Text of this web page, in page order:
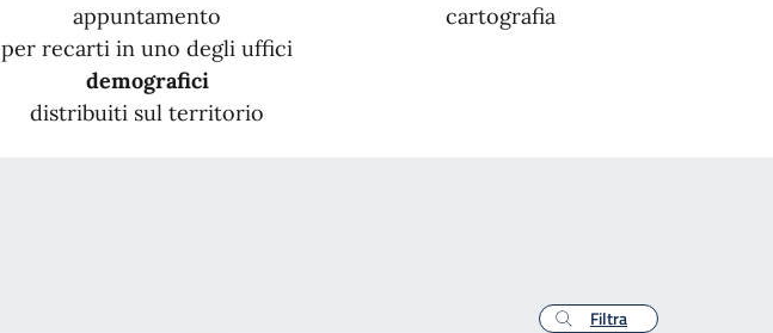
appuntamento
per recarti in uno degli uffici
demografici
distribuiti sul territorio
cartografia
Filtra